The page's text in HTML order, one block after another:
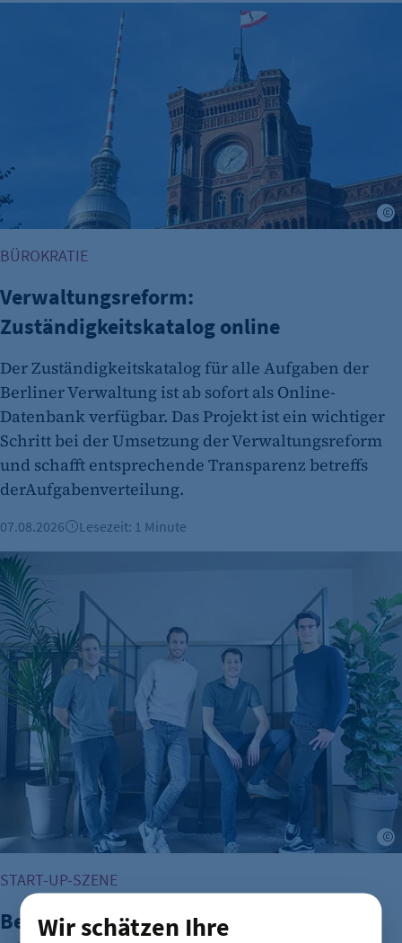
Wir schätzen Ihre
Verwaltungsreform: Zuständigkeitskatalog online
BÜROKRATIE
Verwaltungsreform:
Zuständigkeitskatalog online
Der Zuständigkeitskatalog für alle Aufgaben der
Berliner Verwaltung ist ab sofort als Online-
Datenbank verfügbar. Das Projekt ist ein wichtiger
Schritt bei der Umsetzung der Verwaltungsreform
und schafft entsprechende Transparenz betreffs
derAufgabenverteilung.
07.08.2026 Lesezeit: 1 Minute
Berliner Fintech Moss erreicht Milliardenbewertung
START-UP-SZENE
Berliner Fintech Moss erreicht